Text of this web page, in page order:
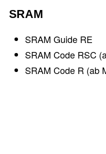
SRAM
SRAM Guide RE
SRAM Code RSC
SRAM Code R (ab